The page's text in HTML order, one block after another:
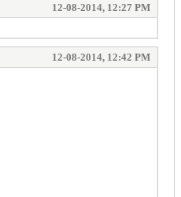
12-08-2014, 12:27 PM
12-08-2014, 12:42 PM